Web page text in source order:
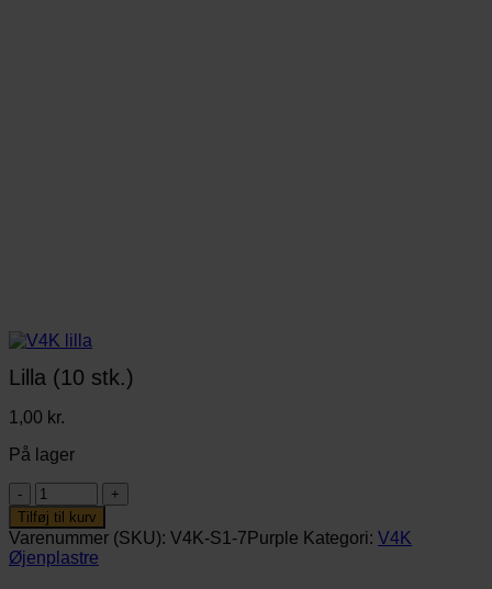
Lilla (10 stk.)
1,00 kr.
På lager
Lilla
(10
stk.)
antal
Tilføj til kurv
Varenummer (SKU): V4K-S1-7Purple Kategori: V4K
Øjenplastre